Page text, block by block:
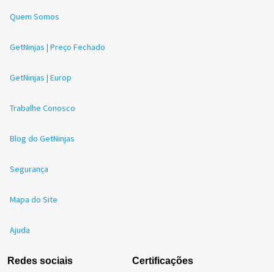
Quem Somos
GetNinjas | Preço Fechado
GetNinjas | Europ
Trabalhe Conosco
Blog do GetNinjas
Segurança
Mapa do Site
Ajuda
Redes sociais Certificações